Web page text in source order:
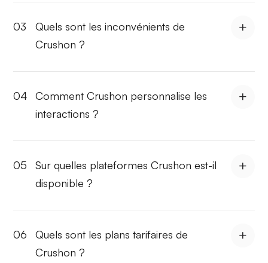
03
Quels sont les inconvénients de
Crushon ?
04
Comment Crushon personnalise les
interactions ?
05
Sur quelles plateformes Crushon est-il
disponible ?
06
Quels sont les plans tarifaires de
Crushon ?